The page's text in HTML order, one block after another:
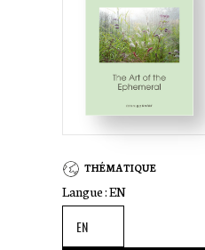
THÉMATIQUE
Langue :EN